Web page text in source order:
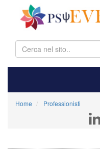
Home Professionisti